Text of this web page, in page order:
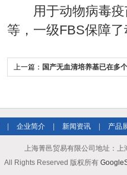
用于动物病毒疫
等，一级FBS保障
上一篇： 国产无血清培养基已在多
企业简介 新闻资讯 产品
上海菁邑贸易有限公司地址：
All Rights Reserved 版权所有